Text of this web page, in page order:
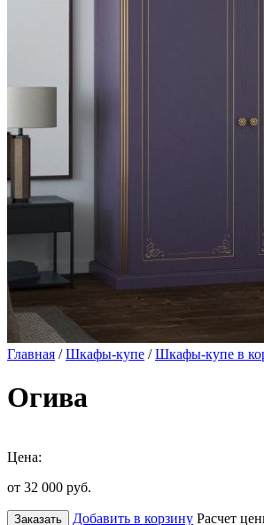
Главная /Шкафы-купе /Шкафы-купе в
Огива
Цена:
от 32 000 руб.
Заказать Добавить в корзину Расчет